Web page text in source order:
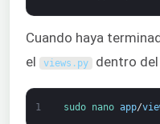
Cuando haya
el
views . py dentro
1 sudo nano app/